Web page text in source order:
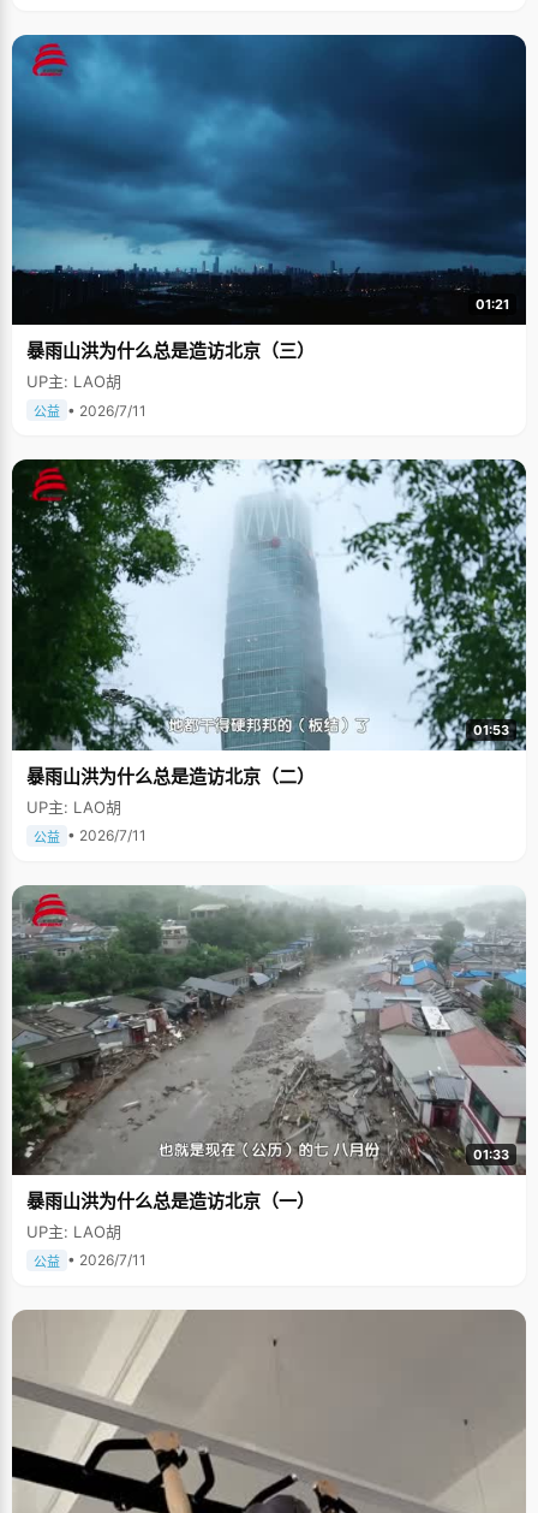
01:21
暴雨山洪为什么总是造访北京（三）
UP主: LAO胡
公益 • 2026/7/11
01:53
暴雨山洪为什么总是造访北京（二）
UP主: LAO胡
公益 • 2026/7/11
01:33
暴雨山洪为什么总是造访北京（一）
UP主: LAO胡
公益 • 2026/7/11